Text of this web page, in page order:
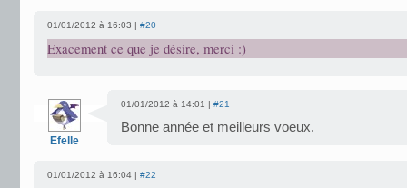
01/01/2012 à 16:03 | #20
Exacement ce que je désire, merci :)
Efelle
01/01/2012 à 14:01 | #21
Bonne année et meilleurs voeux.
01/01/2012 à 16:04 | #22